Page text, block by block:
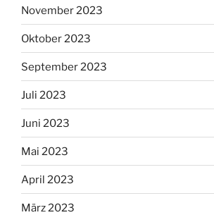
November 2023
Oktober 2023
September 2023
Juli 2023
Juni 2023
Mai 2023
April 2023
März 2023